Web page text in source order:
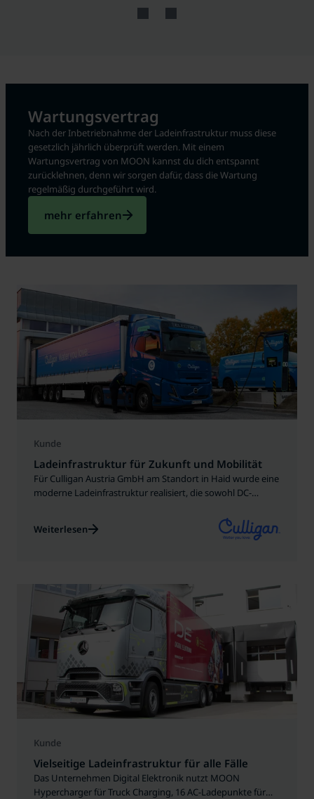
Wartungsvertrag
Nach der Inbetriebnahme der Ladeinfrastruktur muss diese
gesetzlich jährlich überprüft werden. Mit einem
Wartungsvertrag von MOON kannst du dich entspannt
zurücklehnen, denn wir sorgen dafür, dass die Wartung
regelmäßig durchgeführt wird.
mehr erfahren
Kunde
Ladeinfrastruktur für Zukunft und Mobilität
Für Culligan Austria GmbH am Standort in Haid wurde eine
moderne Ladeinfrastruktur realisiert, die sowohl DC-
ermöglicht, darunter auch die firmeneigenen E-Lkws.
Weiterlesen
Kunde
Vielseitige Ladeinfrastruktur für alle Fälle
Das Unternehmen Digital Elektronik nutzt MOON
Hypercharger für Truck Charging, 16 AC-Ladepunkte für